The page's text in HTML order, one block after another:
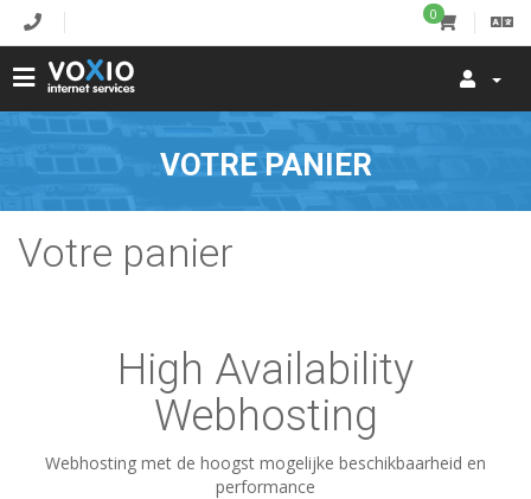
0
VOTRE PANIER
Votre panier
High Availability
Webhosting
Webhosting met de hoogst mogelijke beschikbaarheid en
performance